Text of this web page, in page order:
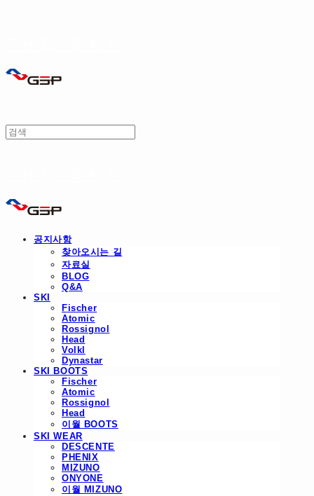
공지사항
찾아오시는 길
자료실
BLOG
Q&A
SKI
Fischer
Atomic
Rossignol
Head
Volkl
Dynastar
SKI BOOTS
Fischer
Atomic
Rossignol
Head
이월 BOOTS
SKI WEAR
DESCENTE
PHENIX
MIZUNO
ONYONE
이월 MIZUNO